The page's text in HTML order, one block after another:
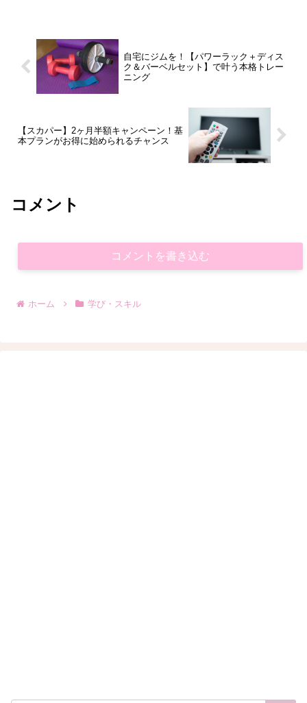
自宅にジムを！【パワーラック＋ディス
ク＆バーベルセット】で叶う本格トレー
ニング
【スカパー】2ヶ月半額キャンペーン！基
本プランがお得に始められるチャンス
コメント
コメントを書き込む
ホーム 学び・スキル